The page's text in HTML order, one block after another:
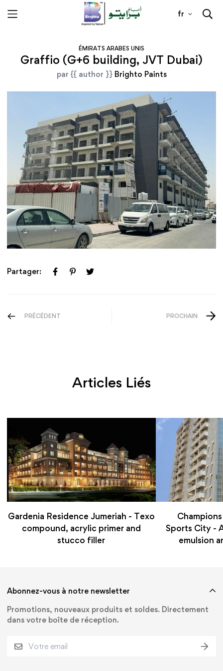
fr
ÉMIRATS ARABES UNIS
Graffio (G+6 building, JVT Dubai)
par {{ author }} Brighto Paints
Partager:
PRÉCÉDENT PROCHAIN
Articles Liés
Gardenia Residence Jumeriah - Texo
compound, acrylic primer and
stucco filler
Sports City -
emulsion
Abonnez-vous à notre newsletter
Promotions, nouveaux produits et soldes. Directement
dans votre boîte de réception.